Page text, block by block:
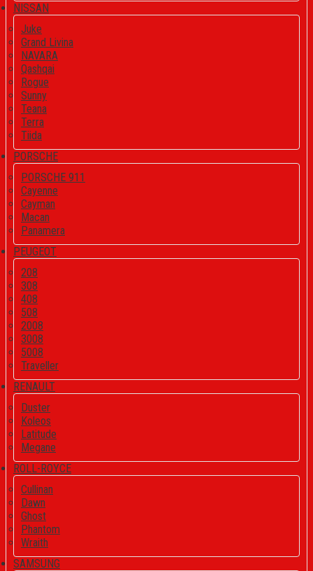
NISSAN
Juke
Grand Livina
NAVARA
Qashqai
Rogue
Sunny
Teana
Terra
Tiida
PORSCHE
PORSCHE 911
Cayenne
Cayman
Macan
Panamera
PEUGEOT
208
308
408
508
2008
3008
5008
Traveller
RENAULT
Duster
Koleos
Latitude
Megane
ROLL-ROYCE
Cullinan
Dawn
Ghost
Phantom
Wraith
SAMSUNG